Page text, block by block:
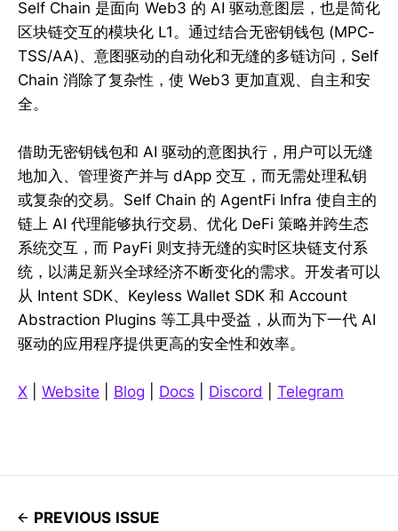
Self Chain 是面向 Web3 的 AI 驱动意图层，也是简化
区块链交互的模块化 L1。通过结合无密钥钱包 (MPC-
TSS/AA)、意图驱动的自动化和无缝的多链访问，Self
Chain 消除了复杂性，使 Web3 更加直观、自主和安
全。
借助无密钥钱包和 AI 驱动的意图执行，用户可以无缝
地加入、管理资产并与 dApp 交互，而无需处理私钥
或复杂的交易。Self Chain 的 AgentFi Infra 使自主的
链上 AI 代理能够执行交易、优化 DeFi 策略并跨生态
系统交互，而 PayFi 则支持无缝的实时区块链支付系
统，以满足新兴全球经济不断变化的需求。开发者可以
从 Intent SDK、Keyless Wallet SDK 和 Account
Abstraction Plugins 等工具中受益，从而为下一代 AI
驱动的应用程序提供更高的安全性和效率。
X Website Blog Docs Discord Telegram
PREVIOUS ISSUE